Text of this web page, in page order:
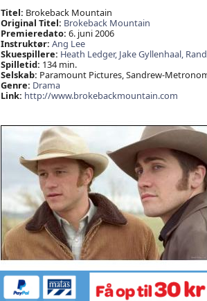
Titel: Brokeback Mountain
Original Titel: Brokeback Mountain
Premieredato: 6. juni 2006
Instruktør: Ang Lee
Skuespillere: Heath Ledger, Jake Gyllenhaal,
Spilletid: 134 min.
Selskab: Paramount Pictures, Sandrew-
Genre: Drama
Link: http://www.brokebackmountain.com